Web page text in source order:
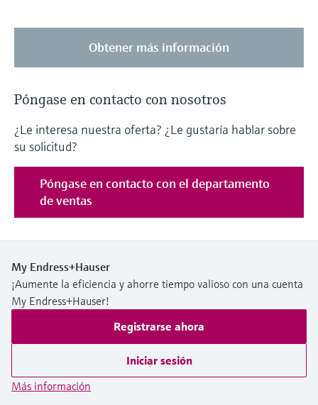
Obtener más información
Póngase en contacto con nosotros
¿Le interesa nuestra oferta? ¿Le gustaría hablar sobre
su solicitud?
Póngase en contacto con el departamento
de ventas
My Endress+Hauser
¡Aumente la eficiencia y ahorre tiempo valioso con una cuenta
My Endress+Hauser!
Registrarse ahora
Iniciar sesión
Más información